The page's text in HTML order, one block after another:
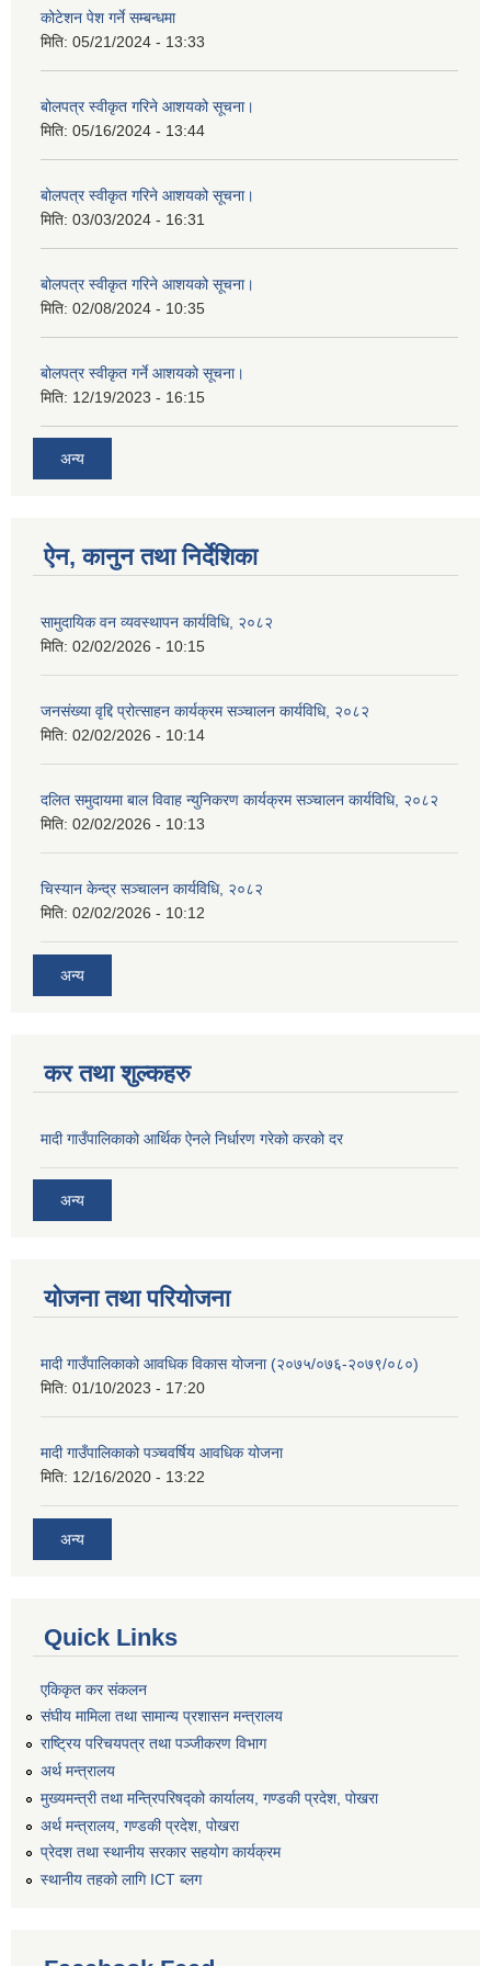
कोटेशन पेश गर्ने सम्बन्धमा
मिति: 05/21/2024 - 13:33
बोलपत्र स्वीकृत गरिने आशयको सूचना।
मिति: 05/16/2024 - 13:44
बोलपत्र स्वीकृत गरिने आशयको सूचना।
मिति: 03/03/2024 - 16:31
बोलपत्र स्वीकृत गरिने आशयको सूचना।
मिति: 02/08/2024 - 10:35
बोलपत्र स्वीकृत गर्ने आशयको सूचना।
मिति: 12/19/2023 - 16:15
अन्य
ऐन, कानुन तथा निर्देशिका
सामुदायिक वन व्यवस्थापन कार्यविधि, २०८२
मिति: 02/02/2026 - 10:15
जनसंख्या वृद्दि प्रोत्साहन कार्यक्रम सञ्‍चालन कार्यविधि, २०८२
मिति: 02/02/2026 - 10:14
दलित समुदायमा बाल विवाह न्युनिकरण कार्यक्रम सञ्‍चालन कार्यविधि, २०८२
मिति: 02/02/2026 - 10:13
चिस्यान केन्द्र सञ्‍चालन कार्यविधि, २०८२
मिति: 02/02/2026 - 10:12
अन्य
कर तथा शुल्कहरु
मादी गाउँपालिकाको आर्थिक ऐनले निर्धारण गरेको करको दर
अन्य
योजना तथा परियोजना
मादी गाउँपालिकाको आवधिक विकास योजना (२०७५/०७६-२०७९/०८०)
मिति: 01/10/2023 - 17:20
मादी गाउँपालिकाको पञ्चवर्षिय आवधिक योजना
मिति: 12/16/2020 - 13:22
अन्य
Quick Links
एकिकृत कर संकलन
संघीय मामिला तथा सामान्य प्रशासन मन्त्रालय
राष्ट्रिय परिचयपत्र तथा पञ्जीकरण विभाग
अर्थ मन्त्रालय
मुख्यमन्त्री तथा मन्त्रिपरिषद्को कार्यालय, गण्डकी प्रदेश, पोखरा
अर्थ मन्त्रालय, गण्डकी प्रदेश, पोखरा
प्रेदश तथा स्थानीय सरकार सहयोग कार्यक्रम
स्थानीय तहको लागि ICT ब्लग